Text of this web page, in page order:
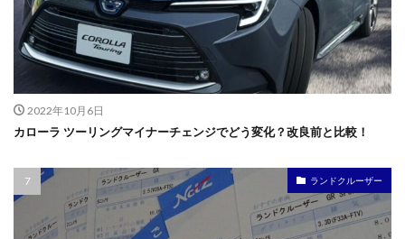
2022年10月6日
カローラ ツーリングマイナーチェンジでどう変化？改良前と比較！
ランドクルーザー